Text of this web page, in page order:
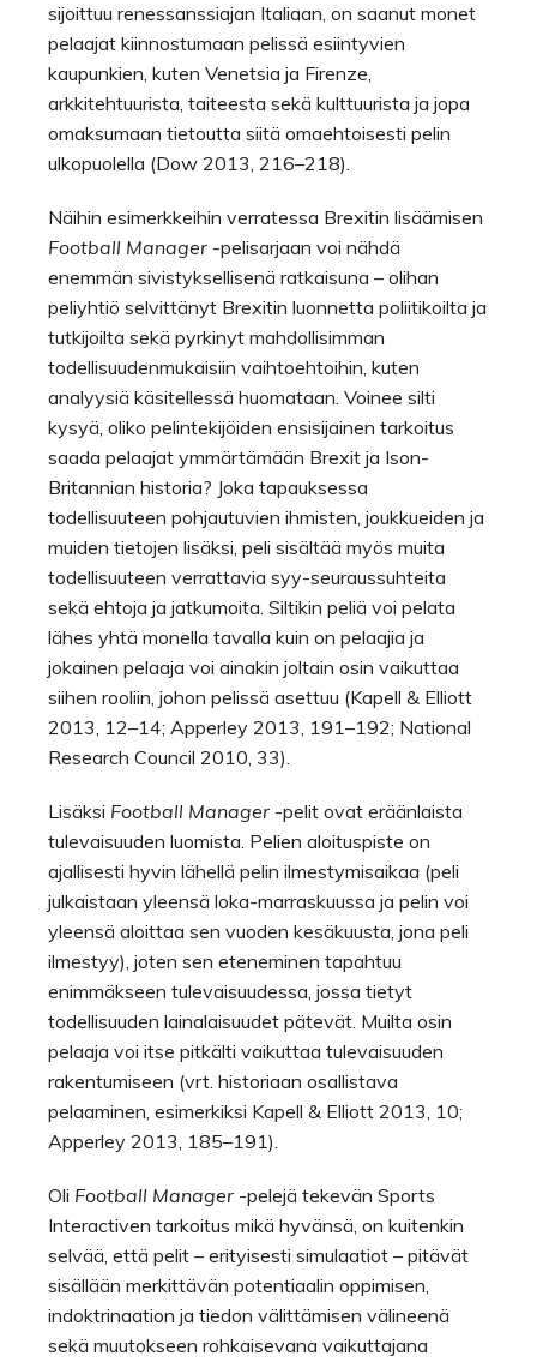
sijoittuu renessanssiajan Italiaan, on saanut monet
pelaajat kiinnostumaan pelissä esiintyvien
kaupunkien, kuten Venetsia ja Firenze,
arkkitehtuurista, taiteesta sekä kulttuurista ja jopa
omaksumaan tietoutta siitä omaehtoisesti pelin
ulkopuolella (Dow 2013, 216–218).
Näihin esimerkkeihin verratessa Brexitin lisäämisen
Football Manager -pelisarjaan voi nähdä
enemmän sivistyksellisenä ratkaisuna – olihan
peliyhtiö selvittänyt Brexitin luonnetta poliitikoilta ja
tutkijoilta sekä pyrkinyt mahdollisimman
todellisuudenmukaisiin vaihtoehtoihin, kuten
analyysiä käsitellessä huomataan. Voinee silti
kysyä, oliko pelintekijöiden ensisijainen tarkoitus
saada pelaajat ymmärtämään Brexit ja Ison-
Britannian historia? Joka tapauksessa
todellisuuteen pohjautuvien ihmisten, joukkueiden ja
muiden tietojen lisäksi, peli sisältää myös muita
todellisuuteen verrattavia syy-seuraussuhteita
sekä ehtoja ja jatkumoita. Siltikin peliä voi pelata
lähes yhtä monella tavalla kuin on pelaajia ja
jokainen pelaaja voi ainakin joltain osin vaikuttaa
siihen rooliin, johon pelissä asettuu (Kapell & Elliott
2013, 12–14; Apperley 2013, 191–192; National
Research Council 2010, 33).
Lisäksi Football Manager -pelit ovat eräänlaista
tulevaisuuden luomista. Pelien aloituspiste on
ajallisesti hyvin lähellä pelin ilmestymisaikaa (peli
julkaistaan yleensä loka-marraskuussa ja pelin voi
yleensä aloittaa sen vuoden kesäkuusta, jona peli
ilmestyy), joten sen eteneminen tapahtuu
enimmäkseen tulevaisuudessa, jossa tietyt
todellisuuden lainalaisuudet pätevät. Muilta osin
pelaaja voi itse pitkälti vaikuttaa tulevaisuuden
rakentumiseen (vrt. historiaan osallistava
pelaaminen, esimerkiksi Kapell & Elliott 2013, 10;
Apperley 2013, 185–191).
Oli Football Manager -pelejä tekevän Sports
Interactiven tarkoitus mikä hyvänsä, on kuitenkin
selvää, että pelit – erityisesti simulaatiot – pitävät
sisällään merkittävän potentiaalin oppimisen,
indoktrinaation ja tiedon välittämisen välineenä
sekä muutokseen rohkaisevana vaikuttajana